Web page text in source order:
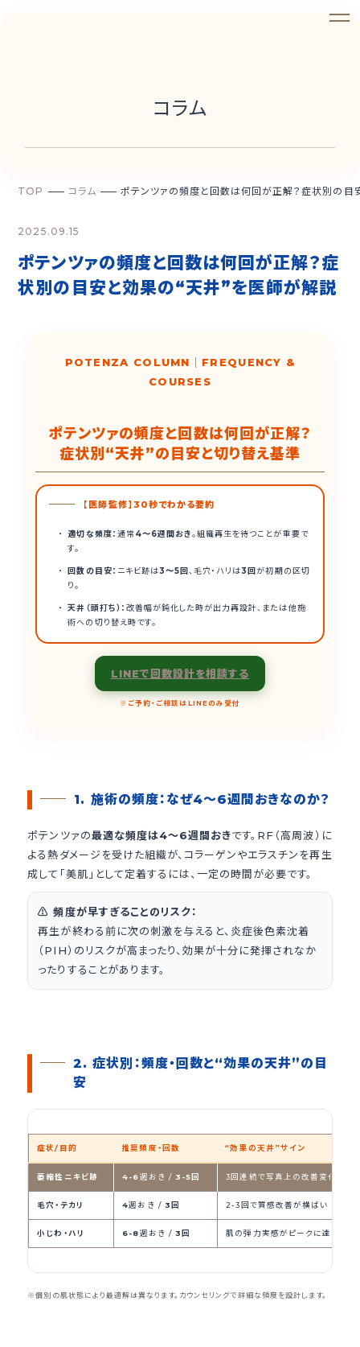
コラム
TOP コラム ポテンツァの頻度と回数は何回が正解？症状別の
2025.09.15
ポテンツァの頻度と回数は何回が正解？症
状別の目安と効果の“天井”を医師が解説
POTENZA COLUMN｜FREQUENCY &
COURSES
ポテンツァの頻度と回数は何回が正解？
症状別“天井”の目安と切り替え基準
【医師監修】30秒でわかる要約
適切な頻度： 通常4〜6週間おき。組織再生を待つことが重要で
す。
回数の目安： ニキビ跡は3〜5回、毛穴・ハリは3回が初期の区切
り。
天井（頭打ち）： 改善幅が鈍化した時が出力再設計、または他施
術への切り替え時です。
LINEで回数設計を相談する
※ご予約・ご相談はLINEのみ受付
1. 施術の頻度：なぜ4〜6週間おきなのか？
ポテンツァの最適な頻度は4〜6週間おきです。RF（高周波）に
よる熱ダメージを受けた組織が、コラーゲンやエラスチンを再生
成して「美肌」として定着するには、一定の時間が必要です。
⚠️ 頻度が早すぎることのリスク：
再生が終わる前に次の刺激を与えると、炎症後色素沈着
（PIH）のリスクが高まったり、効果が十分に発揮されなか
ったりすることがあります。
2. 症状別：頻度・回数と“効果の天井”の目
安
症状/目的 推奨頻度・回数 “効果の天井”サイン
萎縮性ニキビ跡 4-6週おき / 3-5 回 3回連続で写真上の改善変化が5%
毛穴・テカリ 4週おき / 3 回 2-3回で質感改善が横ばい
小じわ・ハリ 6-8週おき / 3 回 肌の弾力実感がピークに達した時
※個別の肌状態により最適解は異なります。カウンセリングで詳細な頻度を設計します。